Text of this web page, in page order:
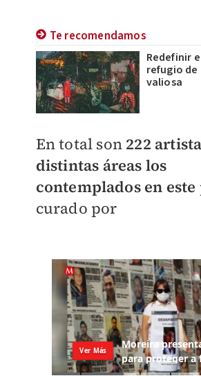
Te recomendamos
Redefinir
refugio
valiosa
En total son 222
distintas áreas los
contemplados en
curado por